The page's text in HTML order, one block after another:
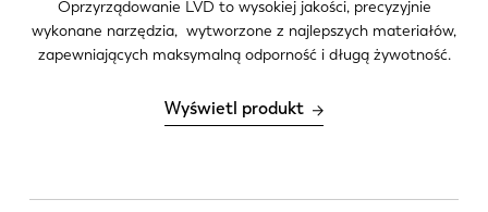
Oprzyrządowanie LVD to wysokiej jakości, precyzyjnie
wykonane narzędzia, wytworzone z najlepszych materiałów,
zapewniających maksymalną odporność i długą żywotność.
Wyświetl produkt
EN NL